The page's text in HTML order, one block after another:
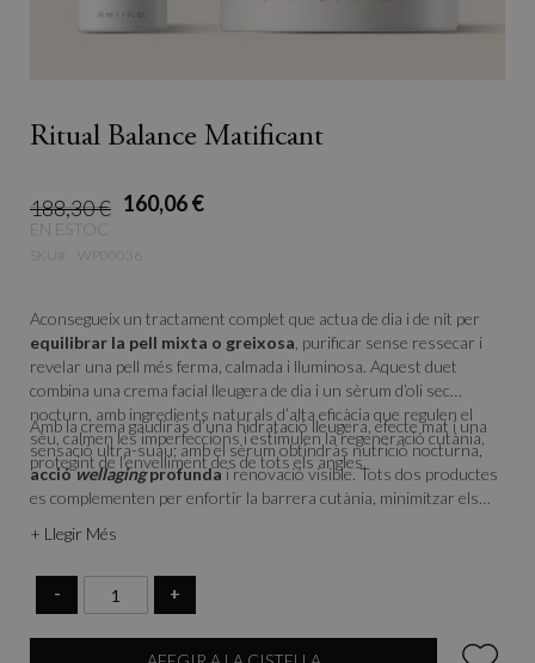
Ritual Balance Matificant
160,06 €
188,30 €
EN ESTOC
Aconsegueix un tractament complet que actua de dia i de nit per
equilibrar la pell mixta o greixosa , purificar sense ressecar i
revelar una pell més ferma, calmada i lluminosa. Aquest duet
combina una crema facial lleugera de dia i un sèrum d’oli sec
nocturn, amb ingredients naturals d’alta eficàcia que regulen el
sèu, calmen les imperfeccions i estimulen la regeneració cutània,
protegint de l’envelliment des de tots els angles.
Amb la crema gaudiràs d’una hidratació lleugera, efecte mat i una
sensació ultra-suau; amb el sèrum obtindràs nutrició nocturna,
acciówellagingprofundai renovació visible. Tots dos productes
es complementen per enfortir la barrera cutània, minimitzar els
+ Llegir Més
- +